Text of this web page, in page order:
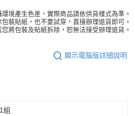
境產生色差，實際商品請依供貨樣式為準。
裝貼紙，也不要試穿，直接辦理退貨即可。
將包裝及貼紙拆除，恕無法接受辦理退貨。
顯示電腦版詳細說明
組